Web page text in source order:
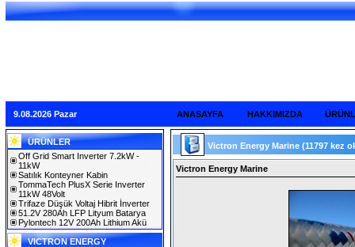
9.08.2026 Pazar ANASAYFA HAKKIMIZDA
ÜRÜNLER
Off Grid Smart Inverter 7.2kW -
11kW
Satılık Konteyner Kabin
TommaTech PlusX Serie Inverter
11kW 48Volt
Trifaze Düşük Voltaj Hibrit İnverter
51.2V 280Ah LFP Lityum Batarya
Pylontech 12V 200Ah Lithium Akü
VICTRON ENERGY
Victron Energy Marine (11797 kez
Victron Energy Marine